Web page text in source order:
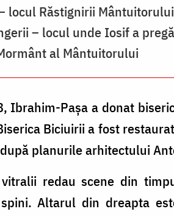
locul Răstignirii Mântuitorului
– locul unde Iosif a
al Mântuitorului
Ibrahim-Paşa a donat
Biciuirii a fost
planurile arhitectului
vitralii redau scene din
Altarul din dreapta